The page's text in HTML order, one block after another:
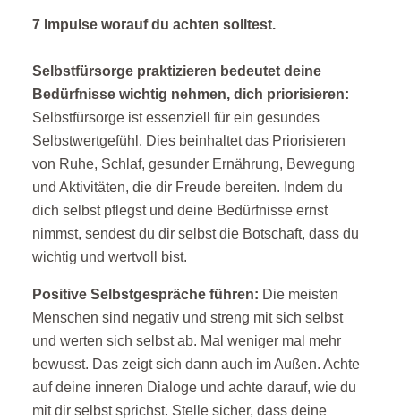
7 Impulse worauf du achten solltest.
Selbstfürsorge praktizieren bedeutet deine
Bedürfnisse wichtig nehmen, dich priorisieren:
Selbstfürsorge ist essenziell für ein gesundes
Selbstwertgefühl. Dies beinhaltet das Priorisieren
von Ruhe, Schlaf, gesunder Ernährung, Bewegung
und Aktivitäten, die dir Freude bereiten. Indem du
dich selbst pflegst und deine Bedürfnisse ernst
nimmst, sendest du dir selbst die Botschaft, dass du
wichtig und wertvoll bist.
Positive Selbstgespräche führen: Die meisten
Menschen sind negativ und streng mit sich selbst
und werten sich selbst ab. Mal weniger mal mehr
bewusst. Das zeigt sich dann auch im Außen. Achte
auf deine inneren Dialoge und achte darauf, wie du
mit dir selbst sprichst. Stelle sicher, dass deine